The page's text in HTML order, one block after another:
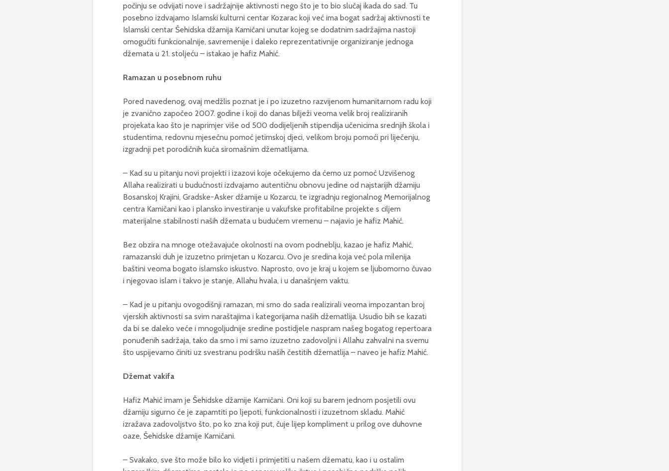
počinju se odvijati nove i sadržajnije aktivnosti nego što je to bio slučaj ikada do sad. Tu
posebno izdvajamo Islamski kulturni centar Kozarac koji već ima bogat sadržaj aktivnosti te
Islamski centar Šehidska džamija Kamičani unutar kojeg se dodatnim sadržajima nastoji
omogućiti funkcionalnije, savremenije i daleko reprezentativnije organiziranje jednoga
džemata u 21. stoljeću – istakao je hafiz Mahić.
Ramazan u posebnom ruhu
Pored navedenog, ovaj medžlis poznat je i po izuzetno razvijenom humanitarnom radu koji
je zvanično započeo 2007. godine i koji do danas bilježi veoma velik broj realiziranih
projekata kao što je naprimjer više od 500 dodijeljenih stipendija učenicima srednjih škola i
studentima, redovnu mjesečnu pomoć jetimskoj djeci, velikom broju pomoći pri liječenju,
izgradnji pet porodičnih kuća siromašnim džematlijama.
– Kad su u pitanju novi projekti i izazovi koje očekujemo da ćemo uz pomoć Uzvišenog
Allaha realizirati u budućnosti izdvajamo autentičnu obnovu jedine od najstarijih džamiju
Bosanskoj Krajini, Gradske-Asker džamije u Kozarcu, te izgradnju regionalnog Memorijalnog
centra Kamičani kao i plansko investiranje u vakufske profitabilne projekte s ciljem
materijalne stabilnosti naših džemata u budućem vremenu – najavio je hafiz Mahić.
Bez obzira na mnoge otežavajuće okolnosti na ovom podneblju, kazao je hafiz Mahić,
ramazanski duh je izuzetno primjetan u Kozarcu. Ovo je sredina koja već pola milenija
baštini veoma bogato islamsko iskustvo. Naprosto, ovo je kraj u kojem se ljubomorno čuvao
i njegovao islam i takvo je stanje, Allahu hvala, i u današnjem vaktu.
– Kad je u pitanju ovogodišnji ramazan, mi smo do sada realizirali veoma impozantan broj
vjerskih aktivnosti sa svim naraštajima i kategorijama naših džematlija. Usudio bih se kazati
da bi se daleko veće i mnogoljudnije sredine postidjele naspram našeg bogatog repertoara
ponuđenih sadržaja, tako da smo i mi samo izuzetno zadovoljni i Allahu zahvalni na svemu
što uspijevamo činiti uz svestranu podršku naših čestitih džematlija – naveo je hafiz Mahić.
Džemat vakifa
Hafiz Mahić imam je Šehidske džamije Kamičani. Oni koji su barem jednom posjetili ovu
džamiju sigurno će je zapamtiti po ljepoti, funkcionalnosti i izuzetnom skladu. Mahić
izražava zadovoljstvo što, po ko zna koji put, čuje lijep kompliment u prilog ove duhovne
oaze, Šehidske džamije Kamičani.
– Svakako, sve što može bilo ko vidjeti i primjetiti u našem džematu, kao i u ostalim